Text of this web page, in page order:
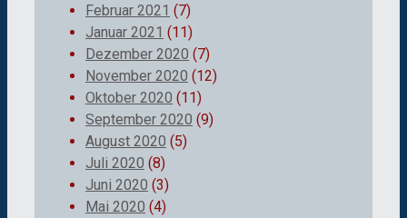
Februar 2021 (7)
Januar 2021 (11)
Dezember 2020 (7)
November 2020 (12)
Oktober 2020 (11)
September 2020 (9)
August 2020 (5)
Juli 2020 (8)
Juni 2020 (3)
Mai 2020 (4)